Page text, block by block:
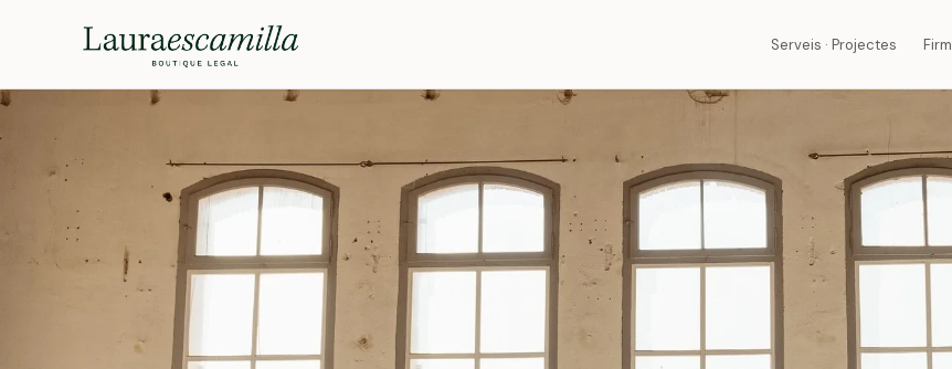
Serveis · Projectes